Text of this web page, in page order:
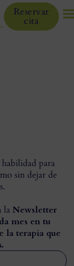
Reservar
cita
para
sin dejar de
la Newsletter
mes en tu
la terapia que